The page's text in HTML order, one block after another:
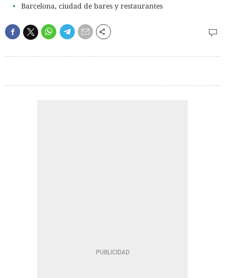
Barcelona, ciudad de bares y restaurantes